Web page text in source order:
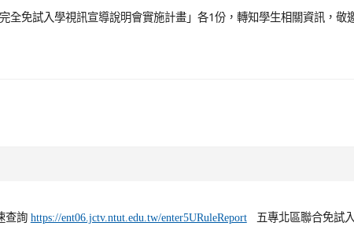
全免試入學視訊宣導說明會實施計畫」各1份，轉知學生相關資訊，敬
查詢 https://ent06.jctv.ntut.edu.tw/enter5URuleReport五專北區聯合免試